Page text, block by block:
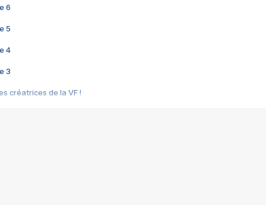
6
5
4
3
créatrices de la VF !